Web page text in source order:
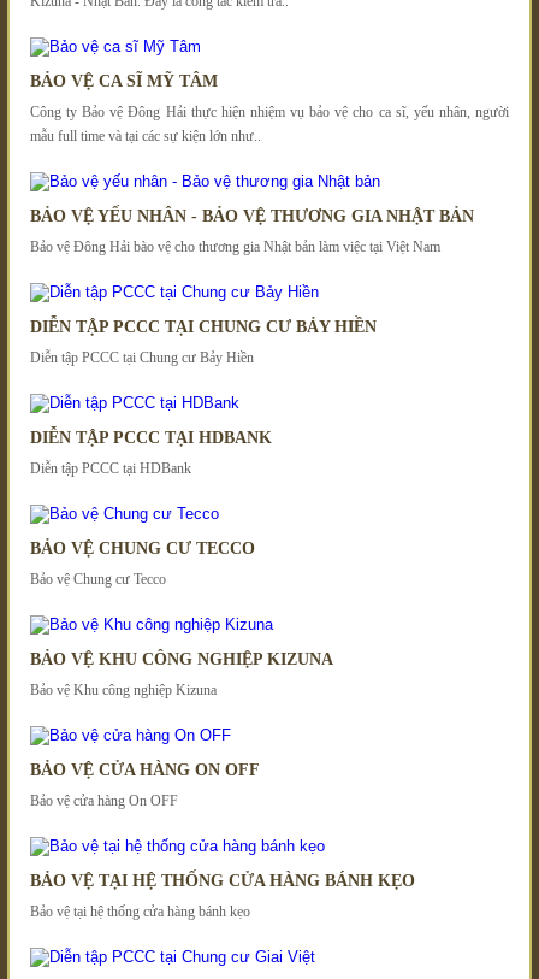
BẢO VỆ CA SĨ MỸ TÂM
Công ty Bảo vệ Đông Hải thực hiện nhiệm vụ bảo vệ cho ca sĩ, yếu nhân, người
mẫu full time và tại các sự kiện lớn như..
BẢO VỆ YẾU NHÂN - BẢO VỆ THƯƠNG GIA NHẬT BẢN
Bảo vệ Đông Hải bào vệ cho thương gia Nhật bản làm việc tại Việt Nam
DIỄN TẬP PCCC TẠI CHUNG CƯ BẢY HIỀN
Diễn tập PCCC tại Chung cư Bảy Hiền
​​DIỄN TẬP PCCC TẠI HDBANK
​​Diễn tập PCCC tại HDBank
BẢO VỆ CHUNG CƯ TECCO
Bảo vệ Chung cư Tecco
BẢO VỆ KHU CÔNG NGHIỆP KIZUNA
Bảo vệ Khu công nghiệp Kizuna
BẢO VỆ CỬA HÀNG ON OFF
Bảo vệ cửa hàng On OFF
BẢO VỆ TẠI HỆ THỐNG CỬA HÀNG BÁNH KẸO
Bảo vệ tại hệ thống cửa hàng bánh kẹo